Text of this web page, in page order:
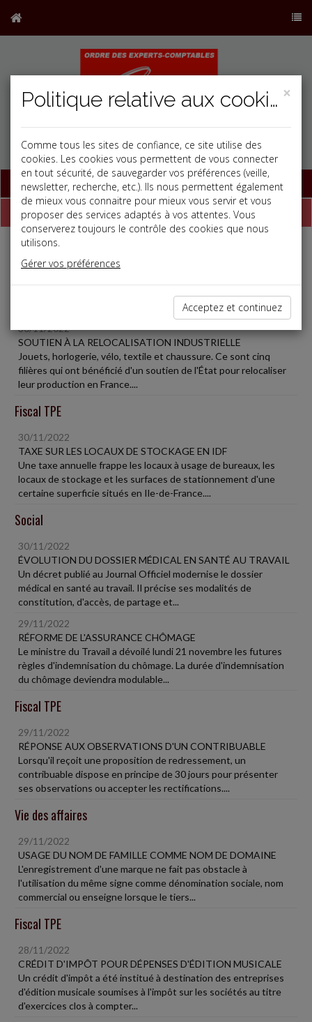
Base documentaire
Dépêches
Liste des dernières dépêches
30/11/2022
SOUTIEN À LA RELOCALISATION INDUSTRIELLE
Jouets, horlogerie, vélo, textile et chaussure. Ce sont cinq
filières qui ont bénéficié d'un soutien de l'État pour relocaliser
leur production en France....
Fiscal TPE
30/11/2022
TAXE SUR LES LOCAUX DE STOCKAGE EN IDF
Une taxe annuelle frappe les locaux à usage de bureaux, les
locaux de stockage et les surfaces de stationnement d'une
certaine superficie situés en Ile-de-France....
Social
30/11/2022
ÉVOLUTION DU DOSSIER MÉDICAL EN SANTÉ AU TRAVAIL
Un décret publié au Journal Officiel modernise le dossier
médical en santé au travail. Il précise ses modalités de
constitution, d'accès, de partage et...
29/11/2022
RÉFORME DE L'ASSURANCE CHÔMAGE
Le ministre du Travail a dévoilé lundi 21 novembre les futures
règles d'indemnisation du chômage. La durée d'indemnisation
du chômage deviendra modulable...
Fiscal TPE
29/11/2022
RÉPONSE AUX OBSERVATIONS D'UN CONTRIBUABLE
Lorsqu'il reçoit une proposition de redressement, un
contribuable dispose en principe de 30 jours pour présenter
ses observations ou accepter les rectifications....
Vie des affaires
29/11/2022
USAGE DU NOM DE FAMILLE COMME NOM DE DOMAINE
L'enregistrement d'une marque ne fait pas obstacle à
l'utilisation du même signe comme dénomination sociale, nom
commercial ou enseigne lorsque le tiers...
Fiscal TPE
28/11/2022
CRÉDIT D'IMPÔT POUR DÉPENSES D'ÉDITION MUSICALE
Un crédit d'impôt a été institué à destination des entreprises
d'édition musicale soumises à l'impôt sur les sociétés au titre
d'exercices clos à compter...
×
Politique relative aux cookies
Comme tous les sites de confiance, ce site utilise des
cookies. Les cookies vous permettent de vous connecter
en tout sécurité, de sauvegarder vos préférences (veille,
newsletter, recherche, etc.). Ils nous permettent également
de mieux vous connaitre pour mieux vous servir et vous
proposer des services adaptés à vos attentes. Vous
conserverez toujours le contrôle des cookies que nous
utilisons.
Gérer vos préférences
Acceptez et continuez